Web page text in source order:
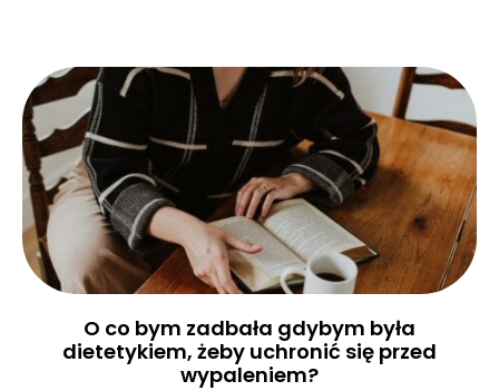
O co bym zadbała gdybym była
dietetykiem, żeby uchronić się przed
wypaleniem?